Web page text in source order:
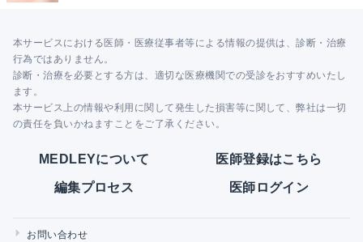
本サービスにおける医師・医療従事者等による情報の提供は、診断・治療
行為ではありません。
診断・治療を必要とする方は、適切な医療機関での受診をおすすめいたし
ます。
本サービス上の情報や利用に関して発生した損害等に関して、弊社は一切
の責任を負いかねますことをご了承ください。
MEDLEYについて 医師登録はこちら
編集プロセス 医師ログイン
お問い合わせ